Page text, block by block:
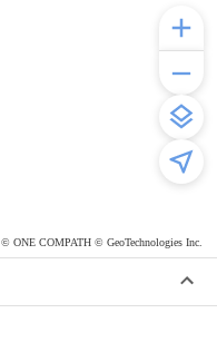
© ONE COMPATH © GeoTechnologies Inc.